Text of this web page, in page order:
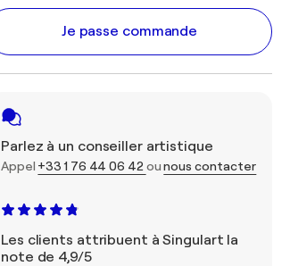
Je passe commande
Parlez à un conseiller artistique
Appel +33 1 76 44 06 42 ounous contacter
Les clients attribuent à Singulart la
note de 4,9/5